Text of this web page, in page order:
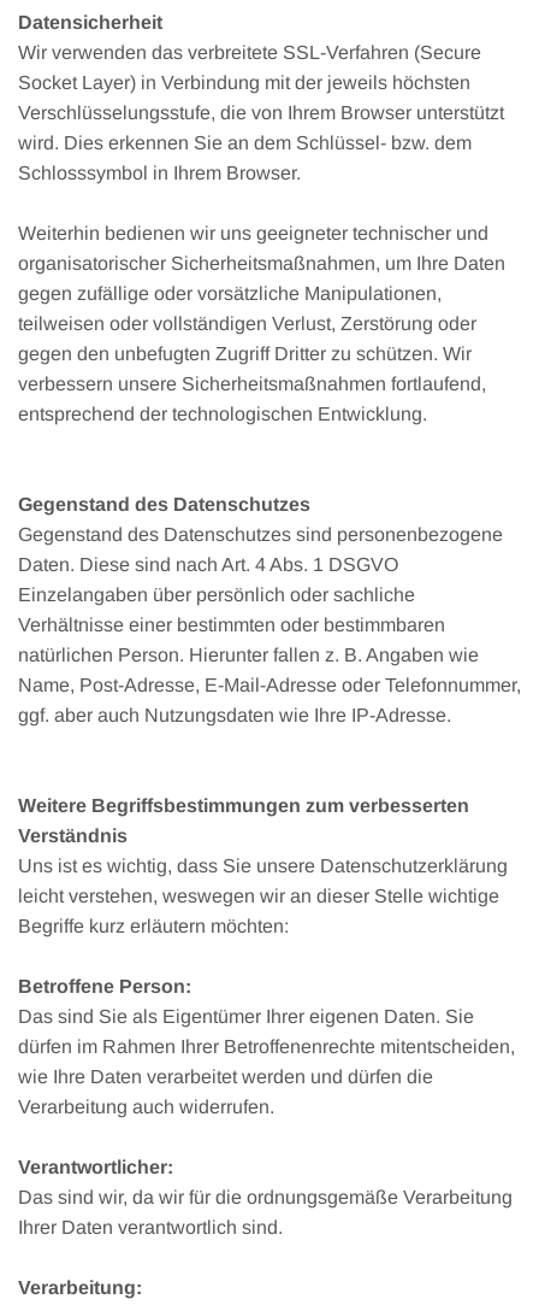
Datensicherheit
Wir verwenden das verbreitete SSL-Verfahren (Secure
Socket Layer) in Verbindung mit der jeweils höchsten
Verschlüsselungsstufe, die von Ihrem Browser unterstützt
wird. Dies erkennen Sie an dem Schlüssel- bzw. dem
Schlosssymbol in Ihrem Browser.
Weiterhin bedienen wir uns geeigneter technischer und
organisatorischer Sicherheitsmaßnahmen, um Ihre Daten
gegen zufällige oder vorsätzliche Manipulationen,
teilweisen oder vollständigen Verlust, Zerstörung oder
gegen den unbefugten Zugriff Dritter zu schützen. Wir
verbessern unsere Sicherheitsmaßnahmen fortlaufend,
entsprechend der technologischen Entwicklung.
Gegenstand des Datenschutzes
Gegenstand des Datenschutzes sind personenbezogene
Daten. Diese sind nach Art. 4 Abs. 1 DSGVO
Einzelangaben über persönlich oder sachliche
Verhältnisse einer bestimmten oder bestimmbaren
natürlichen Person. Hierunter fallen z. B. Angaben wie
Name, Post-Adresse, E-Mail-Adresse oder Telefonnummer,
ggf. aber auch Nutzungsdaten wie Ihre IP-Adresse.
Weitere Begriffsbestimmungen zum verbesserten
Verständnis
Uns ist es wichtig, dass Sie unsere Datenschutzerklärung
leicht verstehen, weswegen wir an dieser Stelle wichtige
Begriffe kurz erläutern möchten:
Betroffene Person:
Das sind Sie als Eigentümer Ihrer eigenen Daten. Sie
dürfen im Rahmen Ihrer Betroffenenrechte mitentscheiden,
wie Ihre Daten verarbeitet werden und dürfen die
Verarbeitung auch widerrufen.
Verantwortlicher:
Das sind wir, da wir für die ordnungsgemäße Verarbeitung
Ihrer Daten verantwortlich sind.
Verarbeitung: